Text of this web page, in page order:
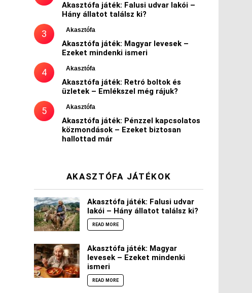
Akasztófa játék: Falusi udvar lakói –
Hány állatot találsz ki?
Akasztófa
Akasztófa játék: Magyar levesek –
Ezeket mindenki ismeri
Akasztófa
Akasztófa játék: Retró boltok és
üzletek – Emlékszel még rájuk?
Akasztófa
Akasztófa játék: Pénzzel kapcsolatos
közmondások – Ezeket biztosan
hallottad már
AKASZTÓFA JÁTÉKOK
Akasztófa játék: Falusi udvar
lakói – Hány állatot találsz ki?
READ MORE
Akasztófa játék: Magyar
levesek – Ezeket mindenki
ismeri
READ MORE